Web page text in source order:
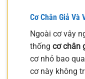
Cơ Chân Giả Và
Ngoài cơ vây
thống cơ chân
cơ nhỏ bao
cơ này không